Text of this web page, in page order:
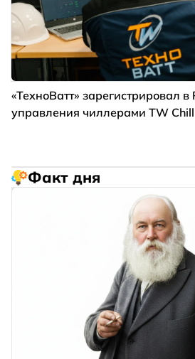
«ТехноВатт» зарегистрировал
управления чиллерами TW Chill
Факт дня